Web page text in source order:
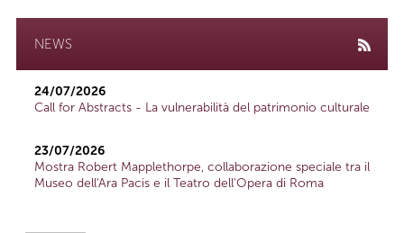
NEWS
24/07/2026
Call for Abstracts - La vulnerabilità del patrimonio culturale
23/07/2026
Mostra Robert Mapplethorpe, collaborazione speciale tra il
Museo dell'Ara Pacis e il Teatro dell'Opera di Roma